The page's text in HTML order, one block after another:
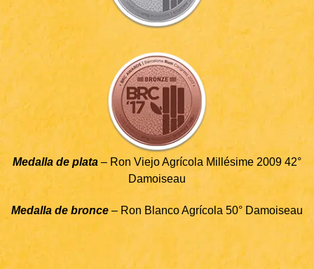
Medalla de plata– Ron Viejo Agrícola Millésime 2009 42°
Damoiseau
Medalla de bronce – Ron Blanco Agrícola 50° Damoiseau